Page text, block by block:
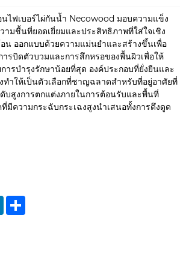
ไฟเบอร์ไผ่กันน้ำ Necowood มอบความแข็ง
ามชื้นที่ยอดเยี่ยมและประสิทธิภาพที่ใส่ใจเชิง
น ออกแบบด้วยความแม่นยำและสร้างขึ้นเพื่อ
รบิดตัวบวมและการสึกหรอของพื้นผิวเพื่อให้
ารบำรุงรักษาน้อยที่สุด องค์ประกอบที่ยั่งยืนและ
ำให้เป็นตัวเลือกที่ชาญฉลาดสำหรับที่อยู่อาศัยที่
บสูงการตกแต่งภายในการต้อนรับและพื้นที่
ความกระฉับกระเฉงสูงนำเสนอทั้งการดึงดูด
LinkedInShare